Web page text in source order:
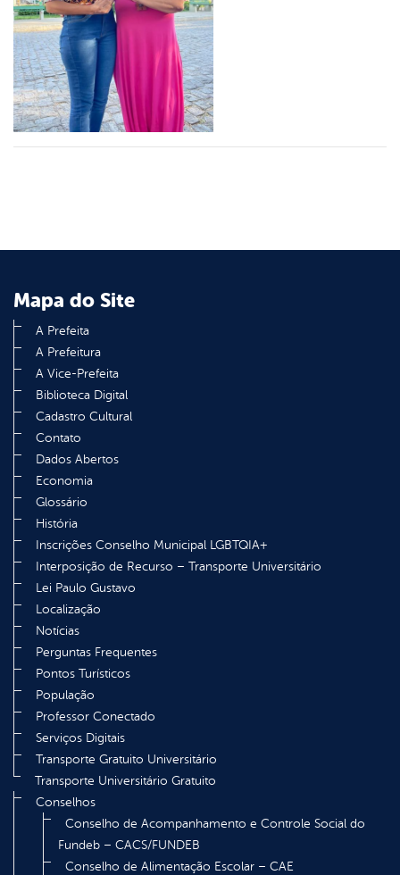
Mapa do Site
A Prefeita
A Prefeitura
A Vice-Prefeita
Biblioteca Digital
Cadastro Cultural
Contato
Dados Abertos
Economia
Glossário
História
Inscrições Conselho Municipal LGBTQIA+
Interposição de Recurso – Transporte Universitário
Lei Paulo Gustavo
Localização
Notícias
Perguntas Frequentes
Pontos Turísticos
População
Professor Conectado
Serviços Digitais
Transporte Gratuito Universitário
Transporte Universitário Gratuito
Conselhos
Conselho de Acompanhamento e Controle Social do
Fundeb – CACS/FUNDEB
Conselho de Alimentação Escolar – CAE